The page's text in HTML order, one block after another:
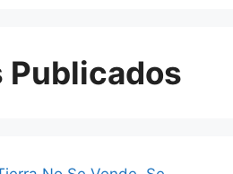
Publicados